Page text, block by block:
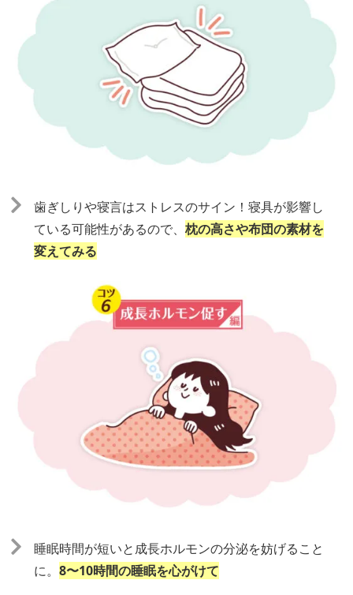
⻭ぎしりや寝言はストレスのサイン！寝具が影響し
ている可能性があるので、枕の高さや布団の素材を
変えてみる
睡眠時間が短いと成⻑ホルモンの分泌を妨げること
に。8〜10時間の睡眠を心がけて